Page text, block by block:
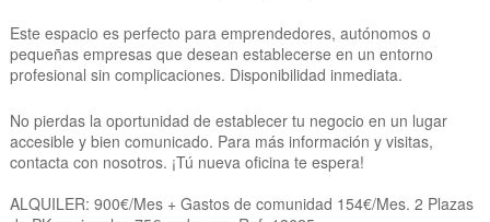
Este espacio es perfecto para emprendedores, autónomos o
pequeñas empresas que desean establecerse en un entorno
profesional sin complicaciones. Disponibilidad inmediata.
No pierdas la oportunidad de establecer tu negocio en un lugar
accesible y bien comunicado. Para más información y visitas,
contacta con nosotros. ¡Tú nueva oficina te espera!
ALQUILER: 900€/Mes + Gastos de comunidad 154€/Mes. 2 Plazas